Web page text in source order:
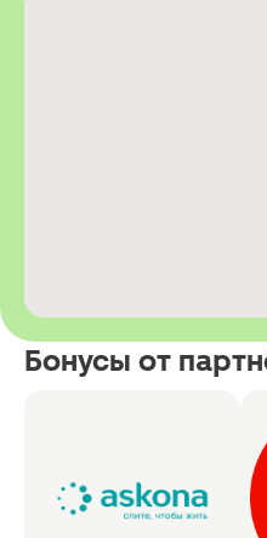
Бонусы от